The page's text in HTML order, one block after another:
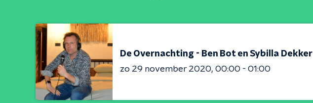
De Overnachting - Ben Bot en Sybilla Dekker
zo 29 november 2020 00:00 - 01:00